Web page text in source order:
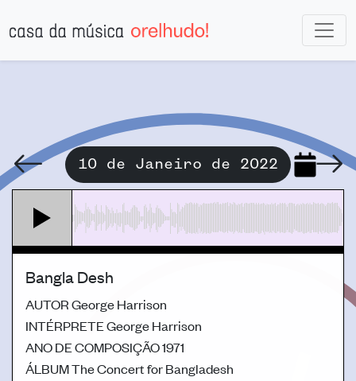
10 de Janeiro de 2022
Bangla Desh
AUTORGeorge Harrison
INTÉRPRETEGeorge Harrison
ANO DE COMPOSIÇÃO1971
ÁLBUMThe Concert for Bangladesh